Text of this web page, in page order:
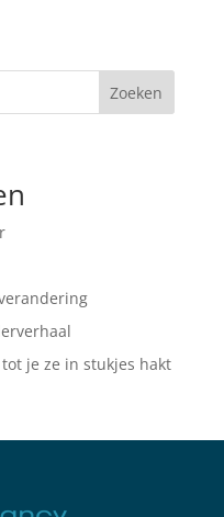
Zoeken
je ze in stukjes hakt